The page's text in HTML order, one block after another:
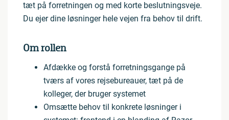
tæt på forretningen og med korte beslutningsveje.
Du ejer dine løsninger hele vejen fra behov til drift.
Om rollen
Afdække og forstå forretningsgange på
tværs af vores rejsebureauer, tæt på de
kolleger, der bruger systemet
Omsætte behov til konkrete løsninger i